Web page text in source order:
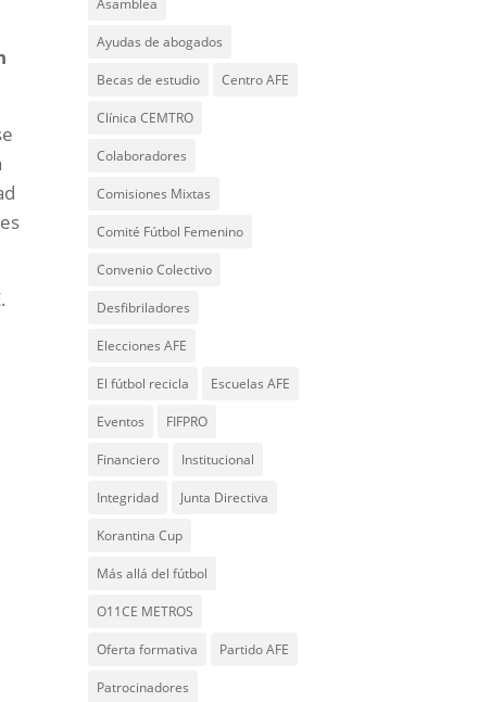
Asamblea
Ayudas de abogados
Becas de estudio Centro AFE
Clínica CEMTRO
Colaboradores
Comisiones Mixtas
Comité Fútbol Femenino
Convenio Colectivo
Desfibriladores
Elecciones AFE
El fútbol recicla Escuelas AFE
Eventos FIFPRO
Financiero Institucional
Integridad Junta Directiva
Korantina Cup
Más allá del fútbol
O11CE METROS
Oferta formativa Partido AFE
Patrocinadores